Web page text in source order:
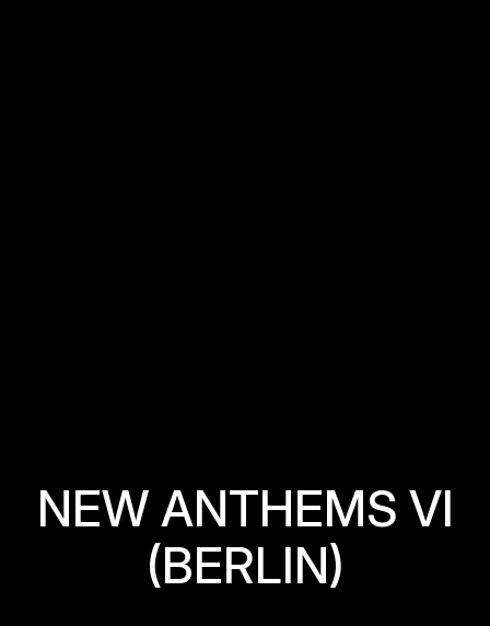
NEW ANTHEMS VI
(BERLIN)